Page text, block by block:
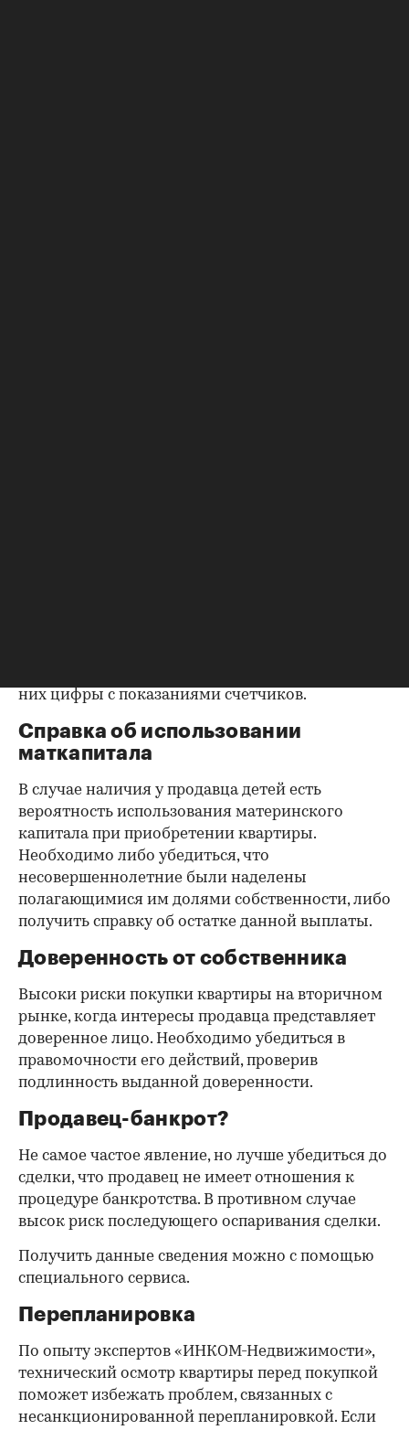
них цифры с показаниями счетчиков.
Справка об использовании
маткапитала
В случае наличия у продавца детей есть
вероятность использования материнского
капитала при приобретении квартиры.
Необходимо либо убедиться, что
несовершеннолетние были наделены
полагающимися им долями собственности, либо
получить справку об остатке данной выплаты.
Доверенность от собственника
Высоки риски покупки квартиры на вторичном
рынке, когда интересы продавца представляет
доверенное лицо. Необходимо убедиться в
правомочности его действий, проверив
подлинность выданной доверенности.
Продавец-банкрот?
Не самое частое явление, но лучше убедиться до
сделки, что продавец не имеет отношения к
процедуре банкротства. В противном случае
высок риск последующего оспаривания сделки.
Получить данные сведения можно с помощью
специального сервиса.
Перепланировка
По опыту экспертов «ИНКОМ-Недвижимости»,
технический осмотр квартиры перед покупкой
поможет избежать проблем, связанных с
несанкционированной перепланировкой. Если